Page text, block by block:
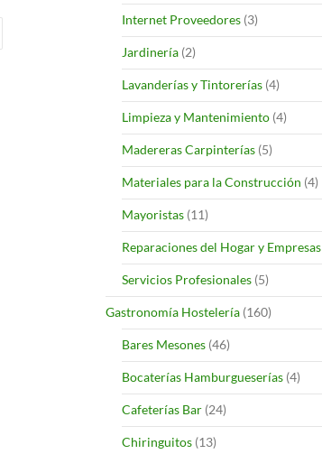
Internet Proveedores (3)
Jardinería (2)
Lavanderías y Tintorerías (4)
Limpieza y Mantenimiento (4)
Madereras Carpinterías (5)
Materiales para la Construcción (4)
Mayoristas (11)
Reparaciones del Hogar y Empresas
Servicios Profesionales (5)
Gastronomía Hostelería (160)
Bares Mesones (46)
Bocaterías Hamburgueserías (4)
Cafeterías Bar (24)
Chiringuitos (13)